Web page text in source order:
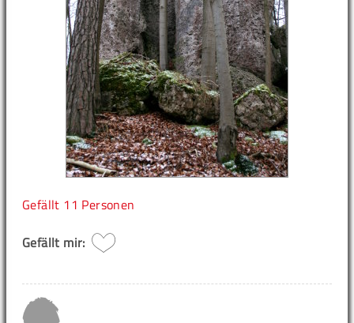
Gefällt 11 Personen
Gefällt mir: